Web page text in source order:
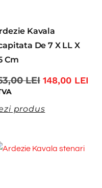
Kavala
De 7 X LL X
Cm
LEI 148,00 LEI
produs